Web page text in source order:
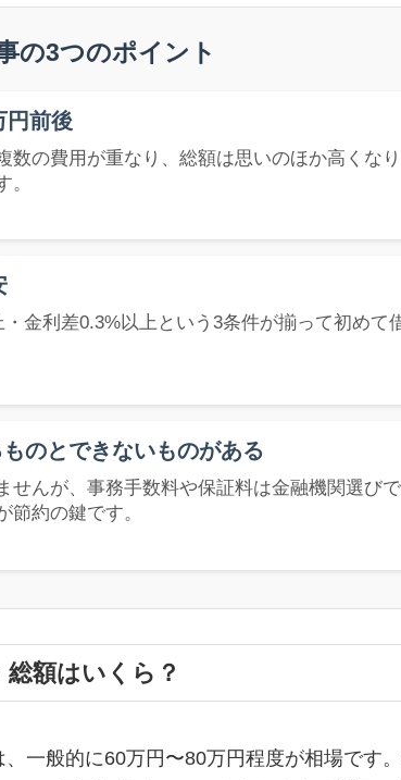
の3つのポイント
円前後
数の費用が重なり、総額は思いのほか高くなり
金利差0.3%以上という3条件が揃って初めて
のとできないものがある
せんが、事務手数料や保証料は金融機関選び
節約の鍵です。
額はいくら？
一般的に60万円〜80万円程度が相場です。